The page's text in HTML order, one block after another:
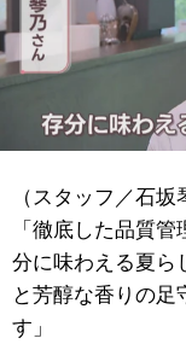
（スタッフ／石坂
「徹底した品質
分に味わえる夏ら
と芳醇な香りの
す」